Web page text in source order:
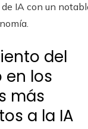
IA con un
del
en los
más
a la IA